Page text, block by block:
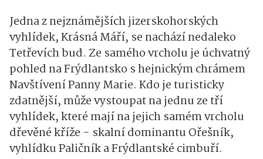
Jedna z nejznámějších jizerskohorských
vyhlídek, Krásná Máří, se nachází nedaleko
Tetřevích bud. Ze samého vrcholu je úchvatný
pohled na Frýdlantsko s hejnickým chrámem
Navštívení Panny Marie. Kdo je turisticky
zdatnější, může vystoupat na jednu ze tří
vyhlídek, které mají na jejich samém vrcholu
dřevěné kříže - skalní dominantu Ořešník,
vyhlídku Paličník a Frýdlantské cimbuří.